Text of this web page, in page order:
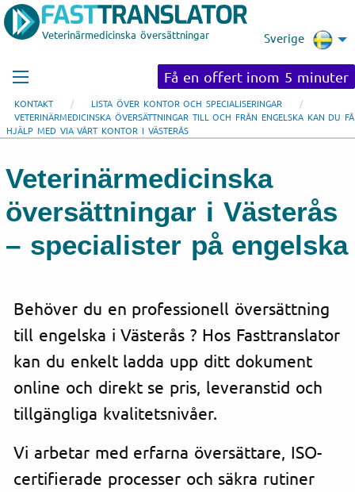
Veterinärmedicinska översättningar Sverige
Få en offert inom 5 minuter
KONTAKT
LISTA ÖVER KONTOR OCH SPECIALISERINGAR
VETERINÄRMEDICINSKA ÖVERSÄTTNINGAR TILL OCH FRÅN ENGELSKA KAN DU FÅ
HJÄLP MED VIA VÅRT KONTOR I VÄSTERÅS
Veterinärmedicinska
översättningar i Västerås
– specialister på engelska
Behöver du en professionell översättning
till engelska i Västerås ? Hos Fasttranslator
kan du enkelt ladda upp ditt dokument
online och direkt se pris, leveranstid och
tillgängliga kvalitetsnivåer.
Vi arbetar med erfarna översättare, ISO-
certifierade processer och säkra rutiner